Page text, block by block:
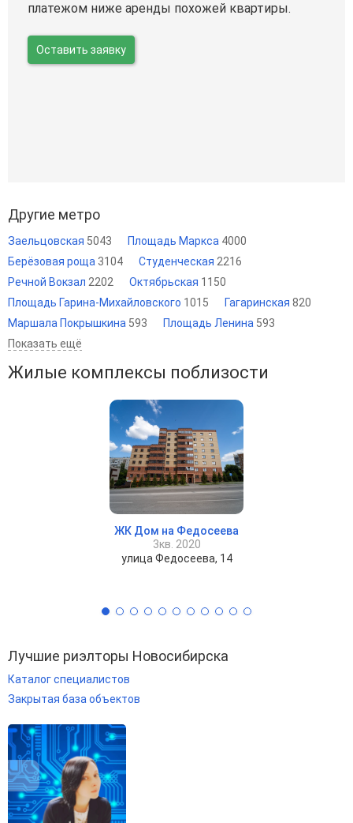
платежом ниже аренды похожей квартиры.
Оставить заявку
Другие метро
Заельцовская 5043 Площадь Маркса 4000
Берёзовая роща 3104 Студенческая 2216
Речной Вокзал 2202 Октябрьская 1150
Площадь Гарина-Михайловского 1015 Гагаринская 820
Маршала Покрышкина 593 Площадь Ленина 593
Показать ещё
Жилые комплексы поблизости
ЖК Дом на Федосеева
3кв. 2020
улица Федосеева, 14
Лучшие риэлторы Новосибирска
Каталог специалистов
Закрытая база объектов